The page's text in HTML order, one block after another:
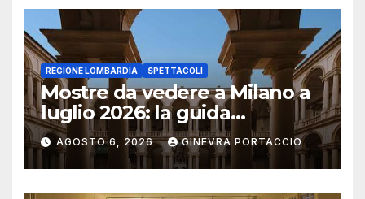
REGIONE LOMBARDIA SPETTACOLI
Mostre da vedere a Milano a
luglio 2026: la guida
aggiornata
AGOSTO 6, 2026 GINEVRA PORTACCIO